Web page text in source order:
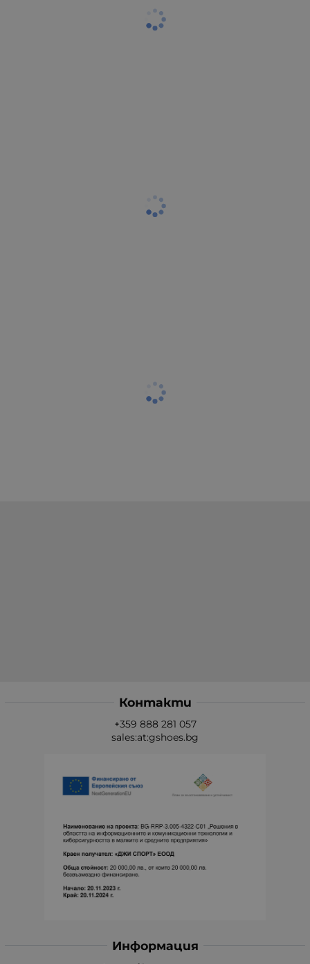
Информация
Контакти
+359 888 281 057
sales:at:gshoes.bg